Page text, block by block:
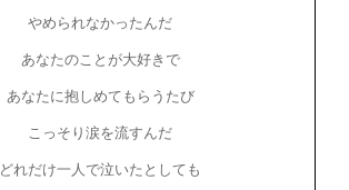
やめられなかったんだ
あなたのことが大好きで
あなたに抱しめてもらうたび
こっそり涙を流すんだ
どれだけ一人で泣いたとしても